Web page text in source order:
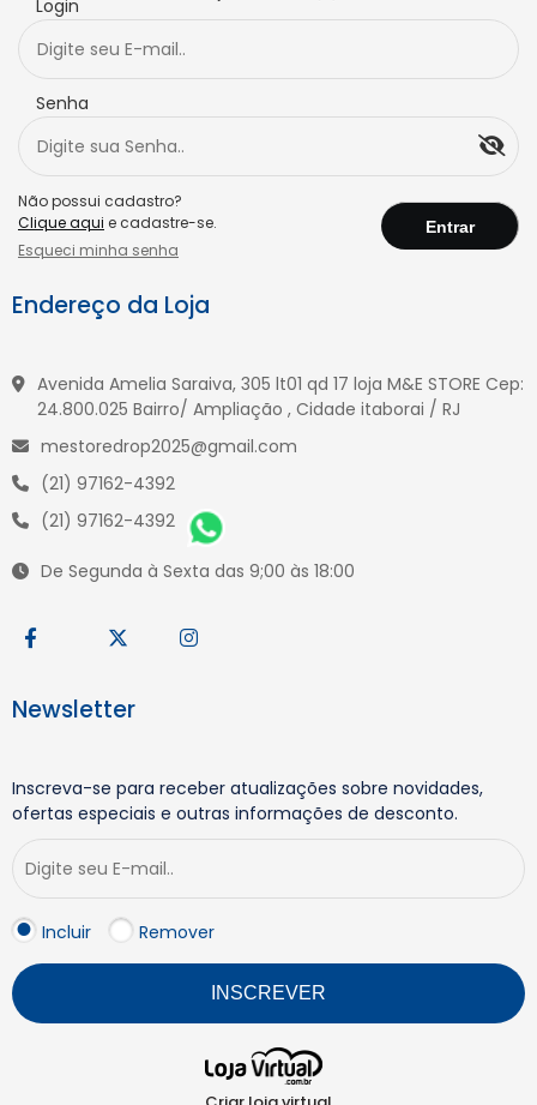
Login
Senha
Não possui cadastro?
Clique aqui e cadastre-se.
Esqueci minha senha
Endereço da Loja
Avenida Amelia Saraiva, 305 lt01 qd 17 loja M&E STORE Cep:
24.800.025 Bairro/ Ampliação , Cidade itaborai / RJ
mestoredrop2025@gmail.com
(21) 97162-4392
(21) 97162-4392
De Segunda à Sexta das 9;00 às 18:00
Newsletter
Inscreva-se para receber atualizações sobre novidades,
ofertas especiais e outras informações de desconto.
Incluir Remover
INSCREVER